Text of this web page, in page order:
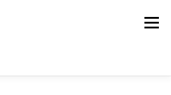
Menu